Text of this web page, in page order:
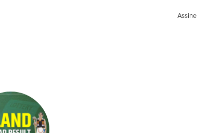
Assine